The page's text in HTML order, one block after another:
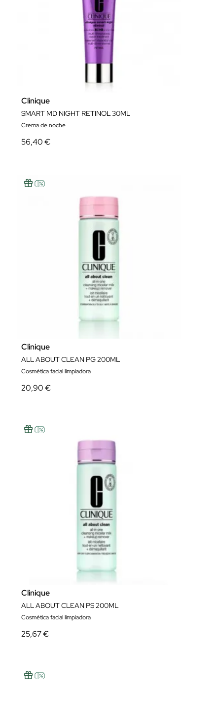
Clinique
SMART MD NIGHT RETINOL 30ML
Crema de noche
56,40 €
Clinique
ALL ABOUT CLEAN PG 200ML
Cosmética facial limpiadora
20,90 €
Clinique
ALL ABOUT CLEAN PS 200ML
Cosmética facial limpiadora
25,67 €